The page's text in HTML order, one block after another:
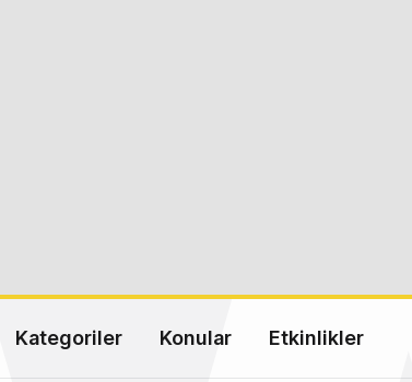
Kategoriler Konular Etkinlikler